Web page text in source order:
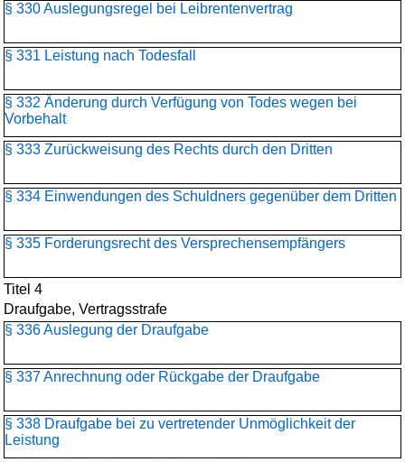
§ 330 Auslegungsregel bei Leibrentenvertrag
§ 331 Leistung nach Todesfall
§ 332 Änderung durch Verfügung von Todes wegen bei
Vorbehalt
§ 333 Zurückweisung des Rechts durch den Dritten
§ 334 Einwendungen des Schuldners gegenüber dem Dritten
§ 335 Forderungsrecht des Versprechensempfängers
Titel 4
Draufgabe, Vertragsstrafe
§ 336 Auslegung der Draufgabe
§ 337 Anrechnung oder Rückgabe der Draufgabe
§ 338 Draufgabe bei zu vertretender Unmöglichkeit der
Leistung